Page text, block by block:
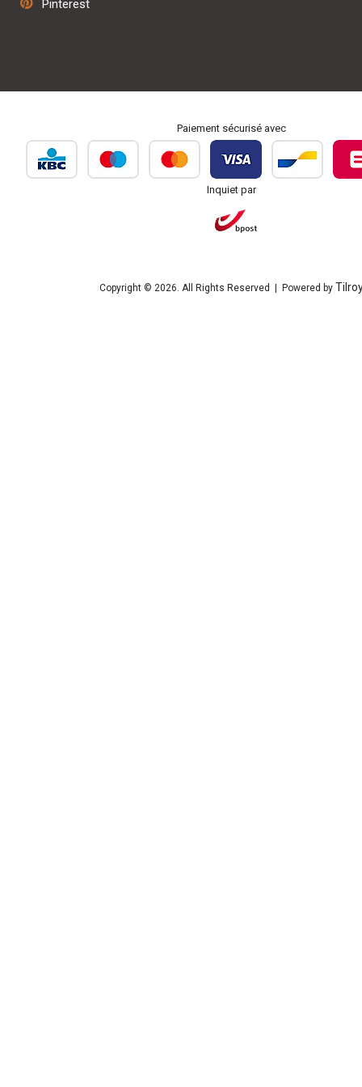
Personnalisation et broderie
Pinterest
Paiement sécurisé avec
Inquiet par
Copyright © 2026. All Rights Reserved | Powered by